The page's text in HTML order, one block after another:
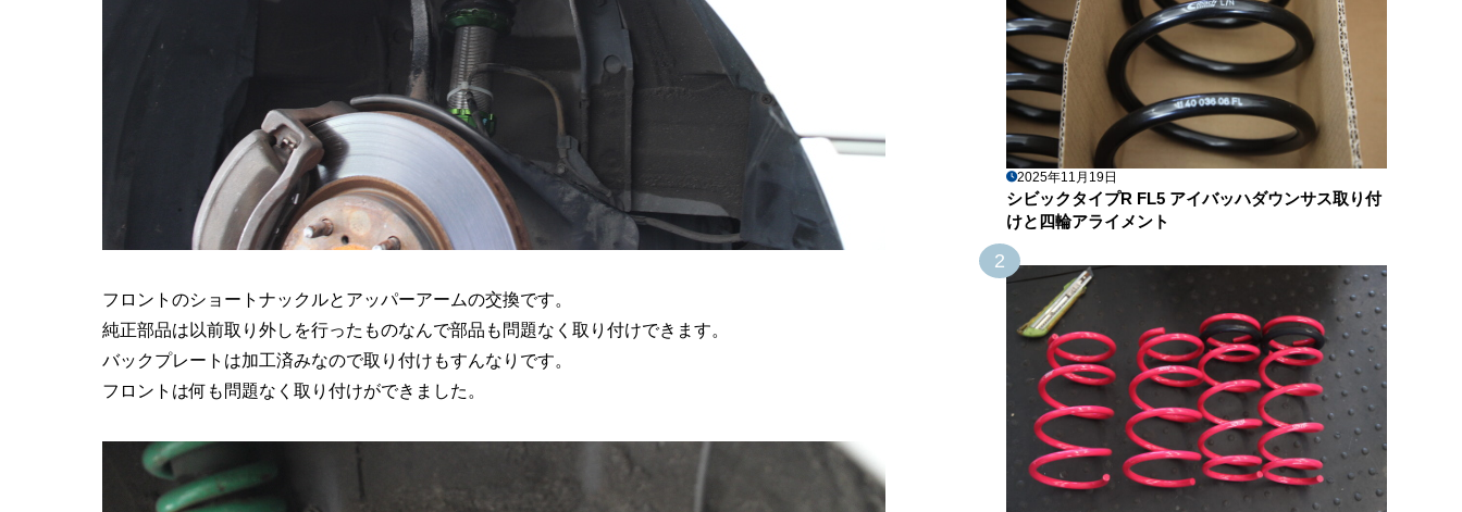
フロントのショートナックルとアッパーアームの交換です。
純正部品は以前取り外しを行ったものなんで部品も問題なく取り付けできます。
バックプレートは加工済みなので取り付けもすんなりです。
フロントは何も問題なく取り付けができました。
2025年11月19日
シビックタイプR FL5 アイバッハダウンサス取り付
けと四輪アライメント
2